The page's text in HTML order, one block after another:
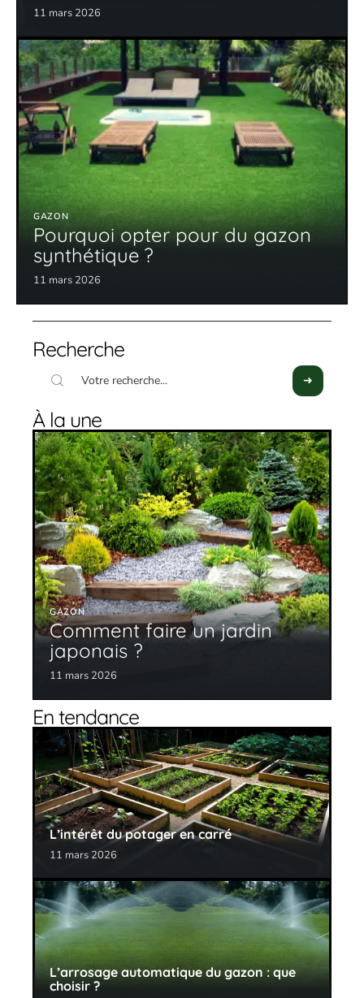
11 mars 2026
GAZON
Pourquoi opter pour du gazon
synthétique ?
11 mars 2026
Recherche
À la une
GAZON
Comment faire un jardin
japonais ?
11 mars 2026
En tendance
L’intérêt du potager en carré
11 mars 2026
L’arrosage automatique du gazon : que
choisir ?